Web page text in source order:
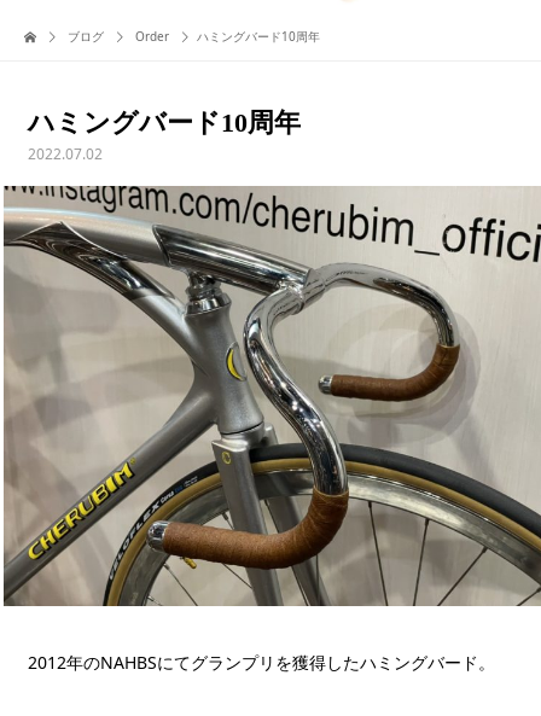
ブログ Order ハミングバード10周年
ハミングバード10周年
2022.07.02
2012年のNAHBSにてグランプリを獲得したハミングバード。